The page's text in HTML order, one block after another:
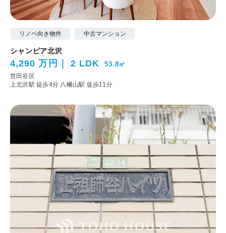
リノベ向き物件 中古マンション
シャンピア北沢
4,290 万円 2 LDK 53.8㎡
世田谷区
上北沢駅 徒歩4分 八幡山駅 徒歩11分